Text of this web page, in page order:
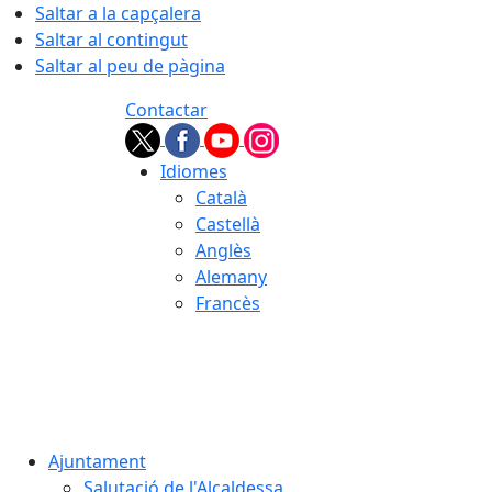
Saltar a la capçalera
Saltar al contingut
Saltar al peu de pàgina
Contactar
Idiomes
Català
Castellà
Anglès
Alemany
Francès
Ajuntament